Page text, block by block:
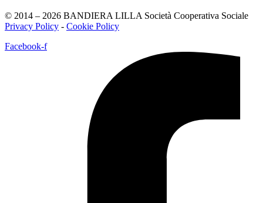
© 2014 – 2026 BANDIERA LILLA Società Cooperativa Sociale
Privacy Policy - Cookie Policy
Facebook-f